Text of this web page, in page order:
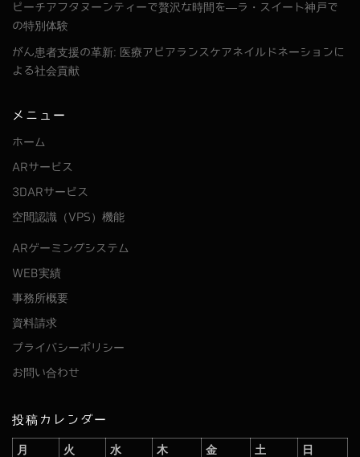
ピーチアフタヌーンティーで贅沢な時間を―ラ・スイート神戸で
の特別体験
がん患者支援の革新: 医療アピアランスケアネイルドネーションに
よる社会貢献
メニュー
ホーム
ARサービス
3DARサービス
空間認識（VPS）機能
ARゲーミングシステム
WEB実績
事務所概要
資料請求
プライバシーポリシー
お問い合わせ
投稿カレンダー
月 火 水 木 金 土 日